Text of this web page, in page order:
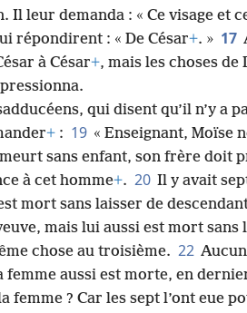
Il leur demanda : « Ce visage et
répondirent : « De César+. » 17
à César+, mais les choses de
qui disent qu’il n’y a
+ : 19 « Enseignant, Moïse
sans enfant, son frère doit
à cet homme+. 20 Il y avait
mort sans laisser de
mais lui aussi est mort sans
chose au troisième. 22 Aucun
femme aussi est morte, en
femme ? Car les sept l’ont eue